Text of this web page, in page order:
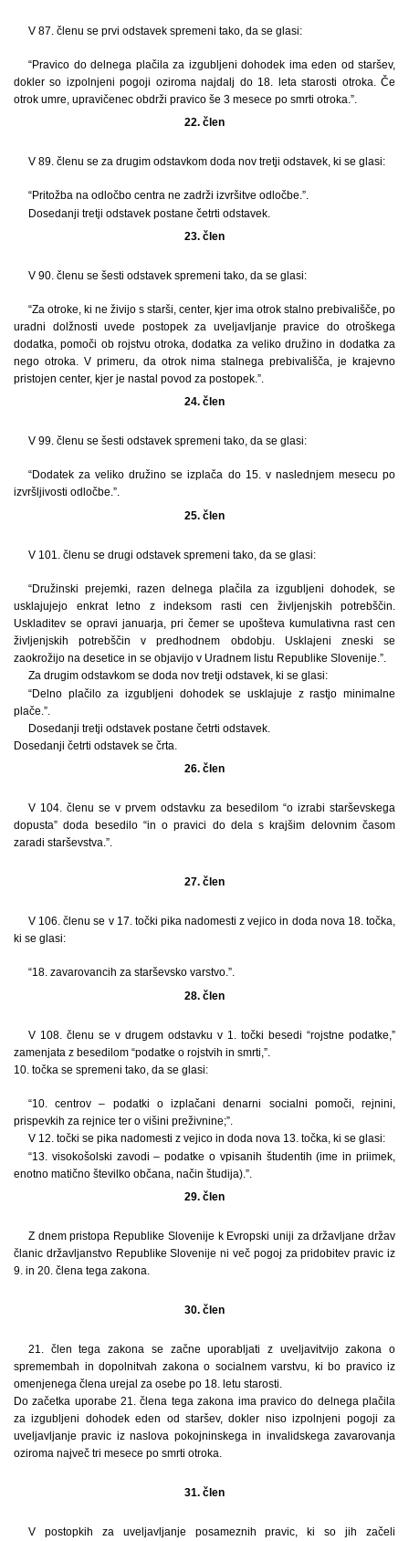
V 87. členu se prvi odstavek spremeni tako, da se glasi:
“Pravico do delnega plačila za izgubljeni dohodek ima eden od staršev,
dokler so izpolnjeni pogoji oziroma najdalj do 18. leta starosti otroka. Če
otrok umre, upravičenec obdrži pravico še 3 mesece po smrti otroka.”.
22. člen
V 89. členu se za drugim odstavkom doda nov tretji odstavek, ki se glasi:
“Pritožba na odločbo centra ne zadrži izvršitve odločbe.”.
Dosedanji tretji odstavek postane četrti odstavek.
23. člen
V 90. členu se šesti odstavek spremeni tako, da se glasi:
“Za otroke, ki ne živijo s starši, center, kjer ima otrok stalno prebivališče, po
uradni dolžnosti uvede postopek za uveljavljanje pravice do otroškega
dodatka, pomoči ob rojstvu otroka, dodatka za veliko družino in dodatka za
nego otroka. V primeru, da otrok nima stalnega prebivališča, je krajevno
pristojen center, kjer je nastal povod za postopek.”.
24. člen
V 99. členu se šesti odstavek spremeni tako, da se glasi:
“Dodatek za veliko družino se izplača do 15. v naslednjem mesecu po
izvršljivosti odločbe.”.
25. člen
V 101. členu se drugi odstavek spremeni tako, da se glasi:
“Družinski prejemki, razen delnega plačila za izgubljeni dohodek, se
usklajujejo enkrat letno z indeksom rasti cen življenjskih potrebščin.
Uskladitev se opravi januarja, pri čemer se upošteva kumulativna rast cen
življenjskih potrebščin v predhodnem obdobju. Usklajeni zneski se
zaokrožijo na desetice in se objavijo v Uradnem listu Republike Slovenije.”.
Za drugim odstavkom se doda nov tretji odstavek, ki se glasi:
“Delno plačilo za izgubljeni dohodek se usklajuje z rastjo minimalne
plače.”.
Dosedanji tretji odstavek postane četrti odstavek.
Dosedanji četrti odstavek se črta.
26. člen
V 104. členu se v prvem odstavku za besedilom “o izrabi starševskega
dopusta” doda besedilo “in o pravici do dela s krajšim delovnim časom
zaradi starševstva.”.
27. člen
V 106. členu se v 17. točki pika nadomesti z vejico in doda nova 18. točka,
ki se glasi:
“18. zavarovancih za starševsko varstvo.”.
28. člen
V 108. členu se v drugem odstavku v 1. točki besedi “rojstne podatke,”
zamenjata z besedilom “podatke o rojstvih in smrti,”.
10. točka se spremeni tako, da se glasi:
“10. centrov – podatki o izplačani denarni socialni pomoči, rejnini,
prispevkih za rejnice ter o višini preživnine;”.
V 12. točki se pika nadomesti z vejico in doda nova 13. točka, ki se glasi:
“13. visokošolski zavodi – podatke o vpisanih študentih (ime in priimek,
enotno matično številko občana, način študija).”.
29. člen
Z dnem pristopa Republike Slovenije k Evropski uniji za državljane držav
članic državljanstvo Republike Slovenije ni več pogoj za pridobitev pravic iz
9. in 20. člena tega zakona.
30. člen
21. člen tega zakona se začne uporabljati z uveljavitvijo zakona o
spremembah in dopolnitvah zakona o socialnem varstvu, ki bo pravico iz
omenjenega člena urejal za osebe po 18. letu starosti.
Do začetka uporabe 21. člena tega zakona ima pravico do delnega plačila
za izgubljeni dohodek eden od staršev, dokler niso izpolnjeni pogoji za
uveljavljanje pravic iz naslova pokojninskega in invalidskega zavarovanja
oziroma največ tri mesece po smrti otroka.
31. člen
V postopkih za uveljavljanje posameznih pravic, ki so jih začeli